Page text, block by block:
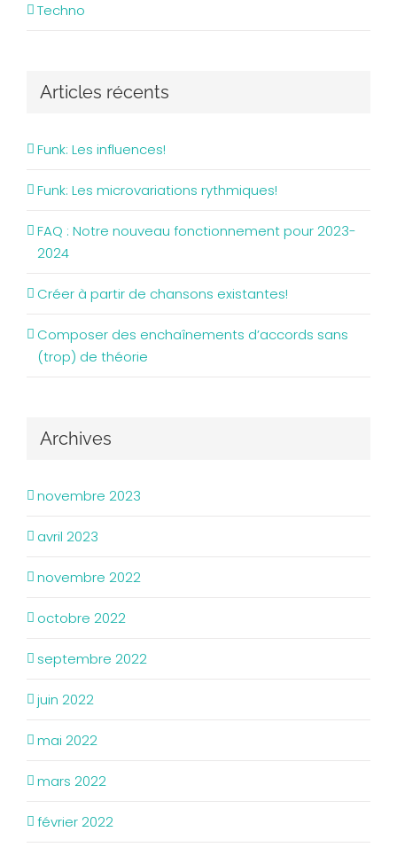
Techno
Articles récents
Funk: Les influences!
Funk: Les microvariations rythmiques!
FAQ : Notre nouveau fonctionnement pour 2023-
2024
Créer à partir de chansons existantes!
Composer des enchaînements d’accords sans
(trop) de théorie
Archives
novembre 2023
avril 2023
novembre 2022
octobre 2022
septembre 2022
juin 2022
mai 2022
mars 2022
février 2022